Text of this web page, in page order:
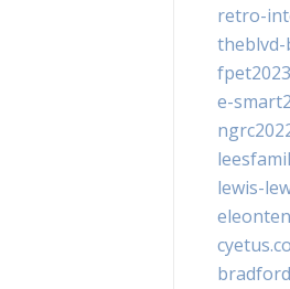
retro-
theblvd-
e-
lewis-